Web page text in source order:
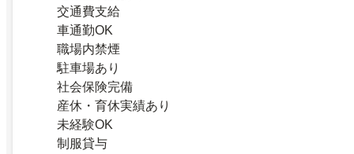
交通費支給
車通勤OK
職場内禁煙
駐車場あり
社会保険完備
産休・育休実績あり
未経験OK
制服貸与